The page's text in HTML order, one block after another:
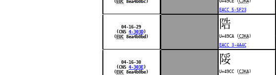
( EUC 8ea4b0bc)
EACC 5-5F23
04-16-29
(CNS4-303D )
( EUC 8ea4b0bd)
䧊
U+49CA (CJKA)
EACC 3-4A4C
04-16-30
(CNS4-303E )
( EUC 8ea4b0be)
䧌
U+49CC (CJKA)